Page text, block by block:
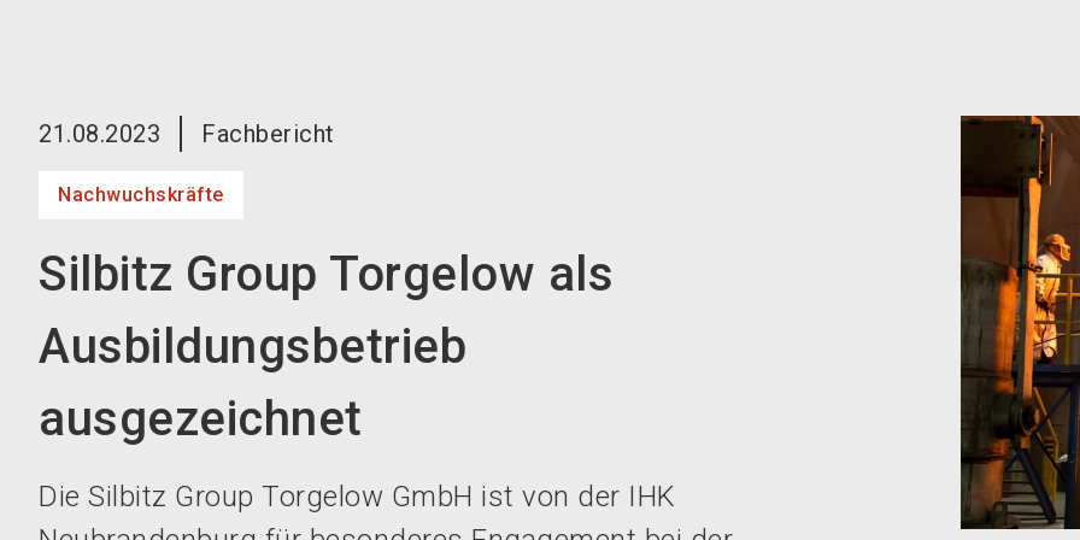
21.08.2023 Fachbericht
Nachwuchskräfte
Silbitz Group Torgelow als
Ausbildungsbetrieb
ausgezeichnet
Die Silbitz Group Torgelow GmbH ist von der IHK